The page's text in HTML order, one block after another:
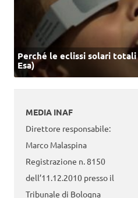
Perché le eclissi solari
Esa)
MEDIA INAF
Direttore responsabile:
Marco Malaspina
Registrazione n. 8150
dell’11.12.2010 presso il
Tribunale di Bologna